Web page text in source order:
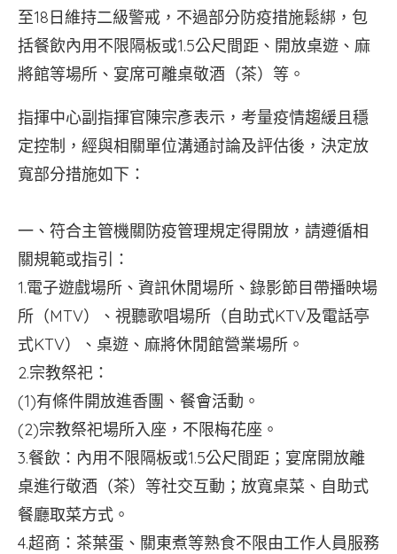
至18日維持二級警戒，不過部分防疫措施鬆綁，包
括餐飲內用不限隔板或1.5公尺間距、開放桌遊、麻
將館等場所、宴席可離桌敬酒（茶）等。
指揮中心副指揮官陳宗彥表示，考量疫情趨緩且穩
定控制，經與相關單位溝通討論及評估後，決定放
寬部分措施如下：
一、符合主管機關防疫管理規定得開放，請遵循相
關規範或指引：
1.電子遊戲場所、資訊休閒場所、錄影節目帶播映場
所（MTV）、視聽歌唱場所（自助式KTV及電話亭
式KTV）、桌遊、麻將休閒館營業場所。
2.宗教祭祀：
(1)有條件開放進香團、餐會活動。
(2)宗教祭祀場所入座，不限梅花座。
3.餐飲：內用不限隔板或1.5公尺間距；宴席開放離
桌進行敬酒（茶）等社交互動；放寬桌菜、自助式
餐廳取菜方式。
4.超商：茶葉蛋、關東煮等熟食不限由工作人員服務